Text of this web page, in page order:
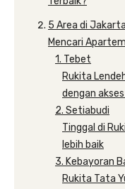
5 Area di
Mencari
1. Tebet
Rukita
dengan
2. Setiabudi
Tinggal di
lebih baik
3. Kebayoran
Rukita Tata